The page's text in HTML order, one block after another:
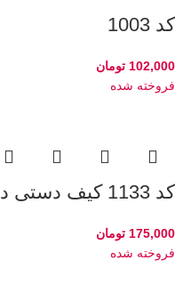
کد 1003
102,000 تومان
فروخته شده
کد 1133 کیف دستی دوشی زنانه شنل جلو بافت
175,000 تومان
فروخته شده